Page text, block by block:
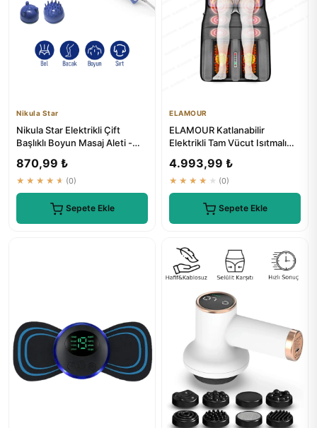
Nikula Star
Nikula Star Elektrikli Çift
Başlıklı Boyun Masaj Aleti -
870,99 ₺
★★★★★ (0)
Sepete Ekle
ELAMOUR
ELAMOUR Katlanabilir
Elektrikli Tam Vücut Isıtmalı
4.993,99 ₺
★★★★★ (0)
Sepete Ekle